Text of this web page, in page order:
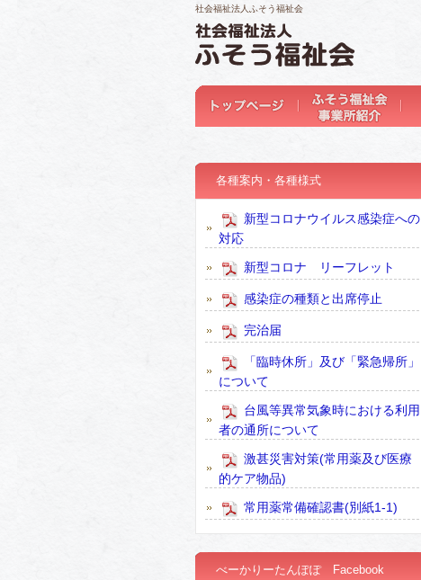
社会福祉法人ふそう福祉会
各種案内・各種様式
新型コロナウイルス感染症への
対応
新型コロナ リーフレット
感染症の種類と出席停止
完治届
「臨時休所」及び「緊急帰所」
について
台風等異常気象時における利用
者の通所について
激甚災害対策(常用薬及び医療
的ケア物品)
常用薬常備確認書(別紙1-1)
べーかりーたんぽぽ Facebook